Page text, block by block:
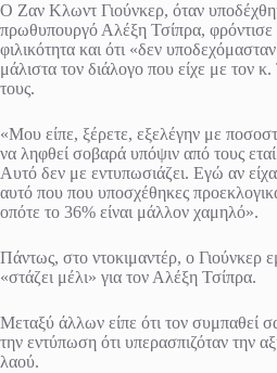
Ο Ζαν Κλωντ Γιούνκερ, όταν
πρωθυπουργό Αλέξη Τσίπρα, φρόντισε
φιλικότητα και ότι «δεν
μάλιστα τον διάλογο που είχε με τον
τους.
«Μου είπε, ξέρετε, εξελέγην με
να ληφθεί σοβαρά υπόψιν από τους
Αυτό δεν με εντυπωσιάζει. Εγώ αν
αυτό που που υποσχέθηκες
οπότε το 36% είναι μάλλον χαμηλό».
Πάντως, στο ντοκιμαντέρ, ο Γιούνκερ
«στάζει μέλι» για τον Αλέξη Τσίπρα.
Μεταξύ άλλων είπε ότι τον συμπαθεί
την εντύπωση ότι υπερασπιζόταν την
λαού.